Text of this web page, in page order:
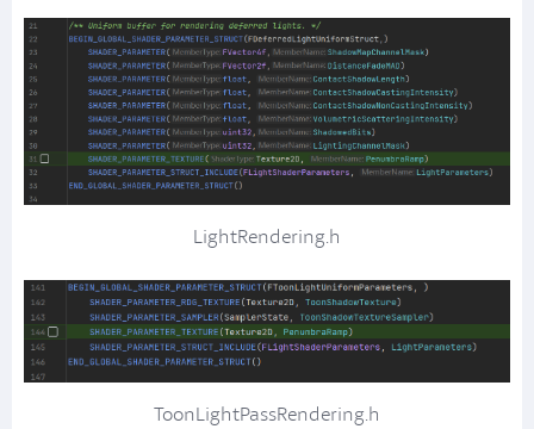
LightRendering.h
ToonLightPassRendering.h